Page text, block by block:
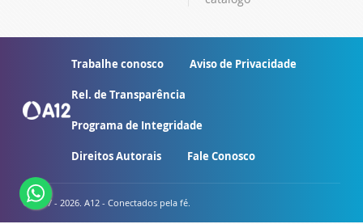
Trabalhe conosco Aviso de Privacidade
Rel. de Transparência
Programa de Integridade
Direitos Autorais Fale Conosco
© 2007 - 2026. A12 - Conectados pela fé.